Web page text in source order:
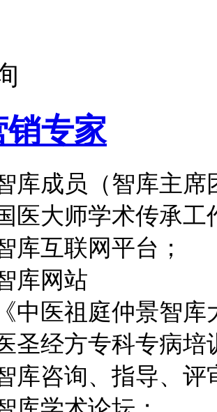
专家
库成员（智库主
医大师学术传承工
库互联网平台；
库网站
中医祖庭仲景智库
圣经方专科专病培
库咨询、指导、评